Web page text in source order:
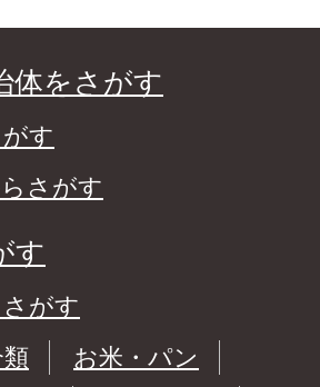
体をさがす
す
さがす
す
がす
お米・パン